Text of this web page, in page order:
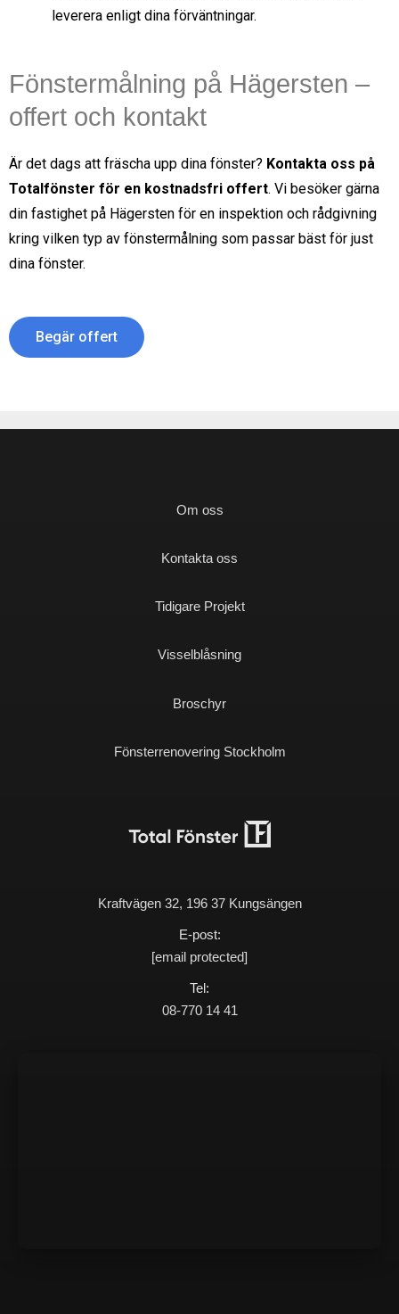
leverera enligt dina förväntningar.
Fönstermålning på Hägersten –
offert och kontakt
Är det dags att fräscha upp dina fönster? Kontakta oss på
Totalfönster för en kostnadsfri offert. Vi besöker gärna
din fastighet på Hägersten för en inspektion och rådgivning
kring vilken typ av fönstermålning som passar bäst för just
dina fönster.
Begär offert
Om oss
Kontakta oss
Tidigare Projekt
Visselblåsning
Broschyr
Fönsterrenovering Stockholm
Kraftvägen 32, 196 37 Kungsängen
E-post:
[email protected]
Tel:
08-770 14 41